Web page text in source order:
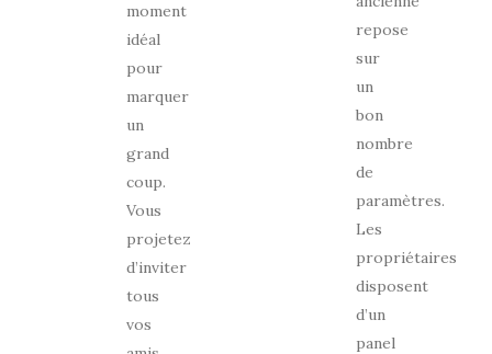
moment
idéal
pour
marquer
un
grand
coup.
Vous
projetez
d’inviter
tous
vos
repose
sur
un
bon
nombre
de
paramètres.
Les
propriétaires
disposent
d’un
panel